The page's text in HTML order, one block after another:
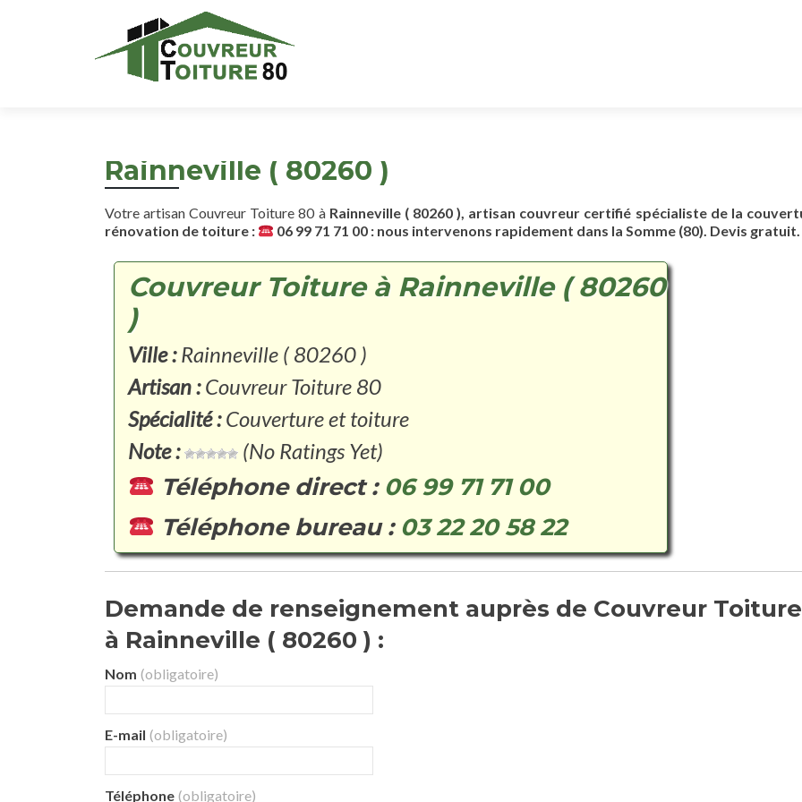
Rainneville ( 80260 )
Votre artisan Couvreur Toiture 80 à Rainneville ( 80260 ), artisan couvreur certifié spécialiste de la
rénovation de toiture :
06 99 71 71 00 : nous intervenons rapidement dans la Somme (80). Devis gratuit.
Couvreur Toiture à Rainneville ( 80260
)
Ville :Rainneville ( 80260 )
Artisan :Couvreur Toiture 80
Spécialité :Couverture et toiture
Note :
(No Ratings Yet)
Téléphone direct : 06 99 71 71 00
Téléphone bureau : 03 22 20 58 22
Demande de renseignement auprès de Couvreur
à Rainneville ( 80260 ) :
Nom (obligatoire)
E-mail (obligatoire)
Téléphone (obligatoire)